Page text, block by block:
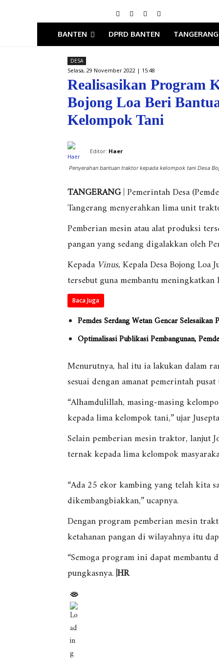
BANTEN DPRD BANTEN TANGERANG
DESA
Selasa, 29 November 2022 | 15:48
Realisasikan Program
Bojong Loa Beri
Kelompok Tani
Editor: Haer
Penyerahan bantuan traktor kepada kelompok tani Desa
TANGERANG| Pemerintah Desa
Tangerang menyerahkan lima unit
Pemberian mesin atau alat produksi
pangan yang sedang digalakkan oleh
Kepada Vinus,Kepala Desa Bojong
tersebut guna membantu
Baca Juga
Pemdes Serdang Wetan Gencar
Optimalisasi Publikasi Pembangunan,
Menurutnya, hal itu ia lakukan dalam
sesuai dengan amanat pemerintah
“Alhamdulillah, masing-masing
kepada lima kelompok tani,” ujar
Selain pemberian mesin traktor, lanjut
ternak kepada lima kelompok
“Ada 25 ekor kambing yang telah kita
dikembangbiakkan,” ucapnya.
Dengan program pemberian mesin
ketahanan pangan di wilayahnya itu
“Semoga program ini dapat membantu
pungkasnya.|HR